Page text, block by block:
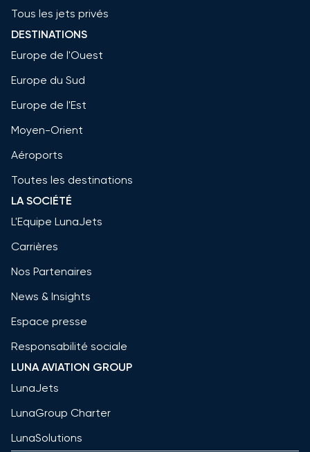
Tous les jets privés
DESTINATIONS
Europe de l'Ouest
Europe du Sud
Europe de l'Est
Moyen-Orient
Aéroports
Toutes les destinations
LA SOCIÉTÉ
L'Equipe LunaJets
Carrières
Nos Partenaires
News & Insights
Espace presse
Responsabilité sociale
LUNA AVIATION GROUP
LunaJets
LunaGroup Charter
LunaSolutions